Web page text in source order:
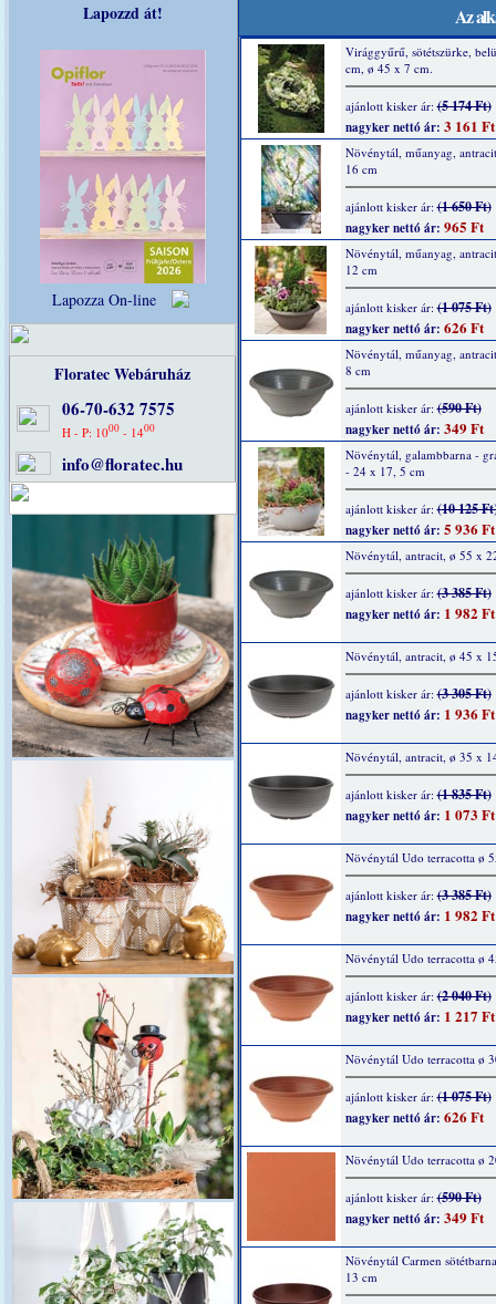
Lapozzd át!
Lapozza On-line
Floratec Webáruház
06-70-632 7575
H - P: 1000 - 1400
info@floratec.hu
Az
Virággyűrű, sötétszürke,
cm, ø 45 x 7 cm.
ajánlott kisker ár:(5 174 Ft)
nagyker nettó ár: 3 161 Ft
Növénytál, műanyag,
16 cm
ajánlott kisker ár:(1 650 Ft)
nagyker nettó ár: 965 Ft
Növénytál, műanyag,
12 cm
ajánlott kisker ár:(1 075 Ft)
nagyker nettó ár: 626 Ft
Növénytál, műanyag,
8 cm
ajánlott kisker ár:(590 Ft)
nagyker nettó ár: 349 Ft
Növénytál, galambbarna -
- 24 x 17, 5 cm
ajánlott kisker ár:(10 125
nagyker nettó ár: 5 936 Ft
Növénytál, antracit, ø 55 x
ajánlott kisker ár:(3 385 Ft)
nagyker nettó ár: 1 982 Ft
Növénytál, antracit, ø 45 x
ajánlott kisker ár:(3 305 Ft)
nagyker nettó ár: 1 936 Ft
Növénytál, antracit, ø 35 x
ajánlott kisker ár:(1 835 Ft)
nagyker nettó ár: 1 073 Ft
Növénytál Udo terracotta ø
ajánlott kisker ár:(3 385 Ft)
nagyker nettó ár: 1 982 Ft
Növénytál Udo terracotta ø
ajánlott kisker ár:(2 040 Ft)
nagyker nettó ár: 1 217 Ft
Növénytál Udo terracotta ø
ajánlott kisker ár:(1 075 Ft)
nagyker nettó ár: 626 Ft
Növénytál Udo terracotta ø
ajánlott kisker ár:(590 Ft)
nagyker nettó ár: 349 Ft
Növénytál Carmen
13 cm